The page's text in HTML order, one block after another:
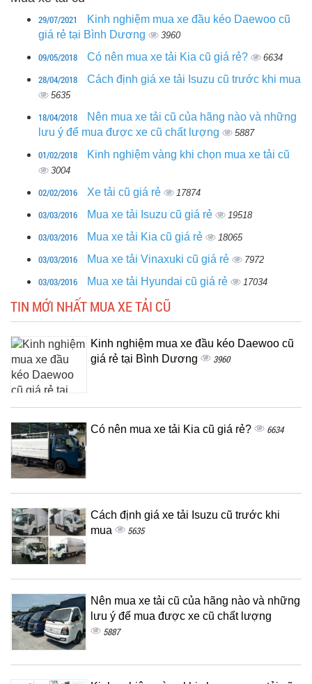
29/07/2021
Kinh nghiệm mua xe đầu kéo Daewoo cũ
giá rẻ tại Bình Dương
3960
09/05/2018 Có nên mua xe tải Kia cũ giá rẻ? 6634
28/04/2018 Cách định giá xe tải Isuzu cũ trước khi mua
5635
18/04/2018
Nên mua xe tải cũ của hãng nào và những
lưu ý để mua được xe cũ chất lượng
5887
01/02/2018 Kinh nghiệm vàng khi chọn mua xe tải cũ
3004
02/02/2016 Xe tải cũ giá rẻ 17874
03/03/2016 Mua xe tải Isuzu cũ giá rẻ 19518
03/03/2016 Mua xe tải Kia cũ giá rẻ 18065
03/03/2016 Mua xe tải Vinaxuki cũ giá rẻ 7972
03/03/2016 Mua xe tải Hyundai cũ giá rẻ 17034
TIN MỚI NHẤT MUA XE TẢI CŨ
Kinh nghiệm mua xe đầu kéo Daewoo cũ
giá rẻ tại Bình Dương
3960
Có nên mua xe tải Kia cũ giá rẻ? 6634
Cách định giá xe tải Isuzu cũ trước khi
mua
5635
Nên mua xe tải cũ của hãng nào và những
lưu ý để mua được xe cũ chất lượng
5887